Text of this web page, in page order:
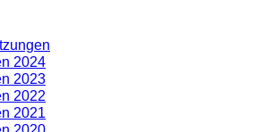
2024
2023
2022
2021